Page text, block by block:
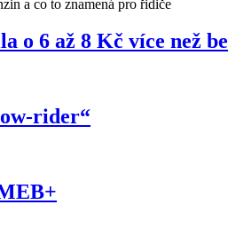
o 6 až 8 Kč více než
rider“